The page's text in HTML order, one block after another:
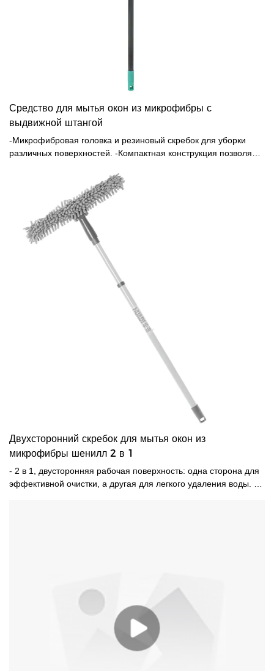
Средство для мытья окон из микрофибры с
выдвижной штангой
-Микрофибровая головка и резиновый скребок для уборки
различных поверхностей. -Компактная конструкция позволяет
Раздвижная штанга выдвигается от 68 см до 120 см, что
отлично подходит для работы на большой высоте. -Идеально
подходит для внутренних и наружных окон, зеркал, дверей
душевых кабин, окон караванов и теплиц.
Двухсторонний скребок для мытья окон из
микрофибры шенилл 2 в 1
- 2 в 1, двусторонняя рабочая поверхность: одна сторона для
эффективной очистки, а другая для легкого удаления воды. -